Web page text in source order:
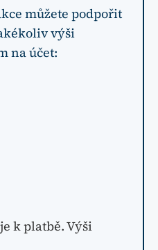
můžete podpořit
výši
na účet:
k platbě. Výši